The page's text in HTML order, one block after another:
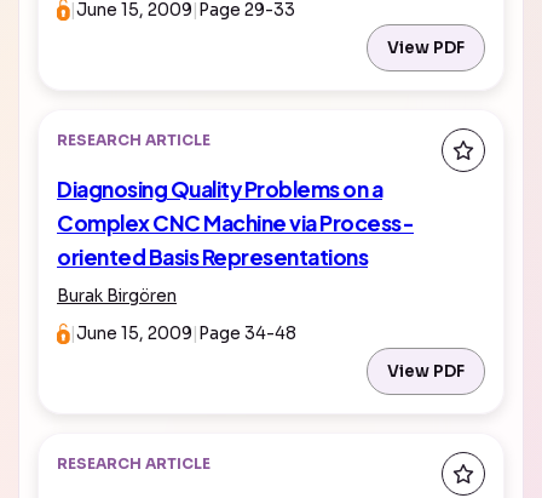
|June 15, 2009 Page 29-33
View PDF
RESEARCH ARTICLE
Diagnosing Quality Problems on a
Complex CNC Machine via Process-
oriented Basis Representations
Burak Birgören
|June 15, 2009 Page 34-48
View PDF
RESEARCH ARTICLE